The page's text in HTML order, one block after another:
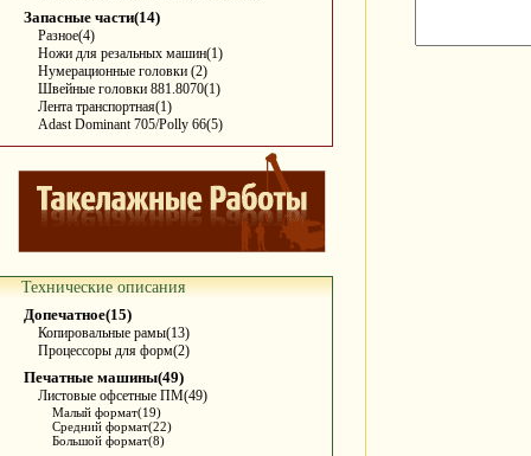
Запасные части(14)
Разное(4)
Ножи для резальных машин(1)
Нумерационные головки (2)
Швейные головки 881.8070(1)
Лента транспортная(1)
Adast Dominant 705/Polly 66(5)
Технические описания
Допечатное(15)
Копировальные рамы(13)
Процессоры для форм(2)
Печатные машины(49)
Листовые офсетные ПМ(49)
Малый формат(19)
Средний формат(22)
Большой формат(8)